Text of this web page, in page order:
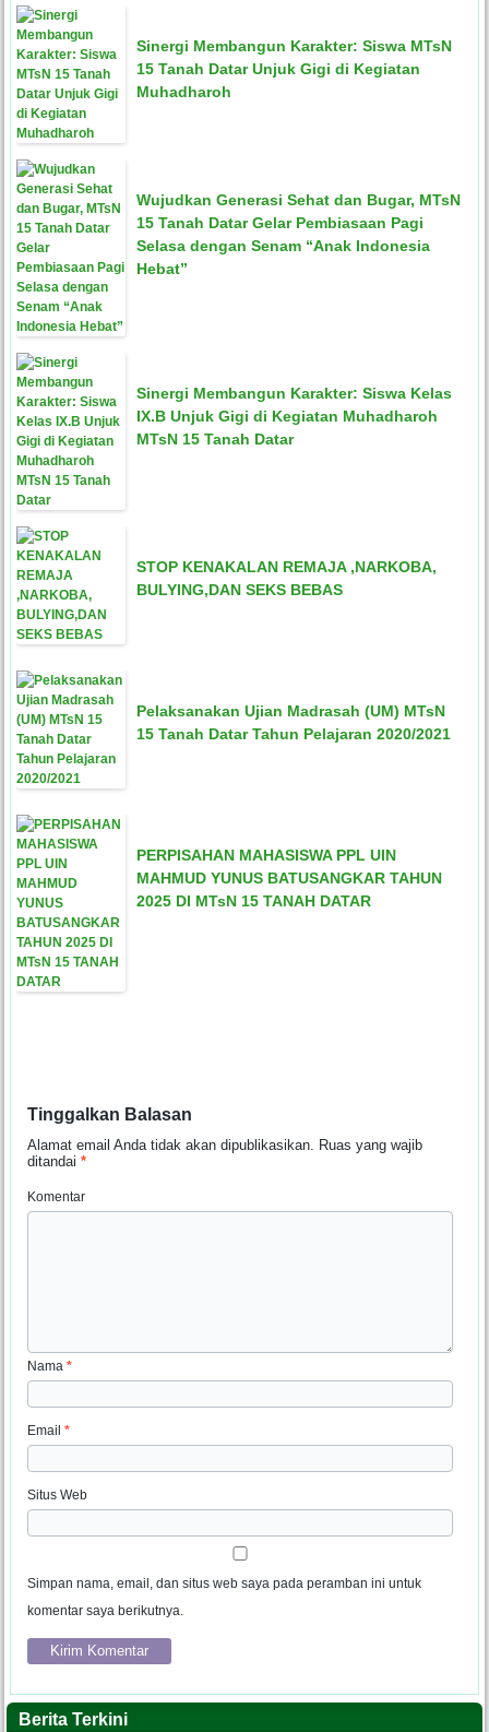
Sinergi Membangun Karakter: Siswa MTsN
15 Tanah Datar Unjuk Gigi di Kegiatan
Muhadharoh
Wujudkan Generasi Sehat dan Bugar, MTsN
15 Tanah Datar Gelar Pembiasaan Pagi
Selasa dengan Senam “Anak Indonesia
Hebat”
Sinergi Membangun Karakter: Siswa Kelas
IX.B Unjuk Gigi di Kegiatan Muhadharoh
MTsN 15 Tanah Datar
STOP KENAKALAN REMAJA ,NARKOBA,
BULYING,DAN SEKS BEBAS
Pelaksanakan Ujian Madrasah (UM) MTsN
15 Tanah Datar Tahun Pelajaran 2020/2021
PERPISAHAN MAHASISWA PPL UIN
MAHMUD YUNUS BATUSANGKAR TAHUN
2025 DI MTsN 15 TANAH DATAR
Tinggalkan Balasan
Alamat email Anda tidak akan dipublikasikan.
Ruas yang wajib
ditandai*
Komentar
Nama*
Email*
Situs Web
Simpan nama, email, dan situs web saya pada peramban ini untuk
komentar saya berikutnya.
Berita Terkini